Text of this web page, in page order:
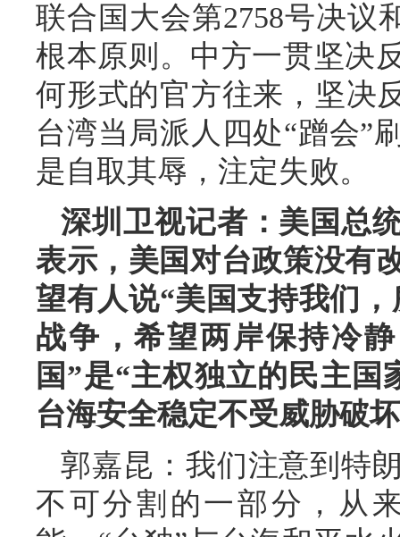
联合国大会第2758号决议
根本原则。中方一贯坚决
何形式的官方往来，坚决
台湾当局派人四处“蹭会”
是自取其辱，注定失败。
深圳卫视记者：美国总
表示，美国对台政策没有
望有人说“美国支持我们
战争，希望两岸保持冷
国”是“主权独立的民主
台海安全稳定不受威胁破
郭嘉昆：我们注意到特
不可分割的一部分，从